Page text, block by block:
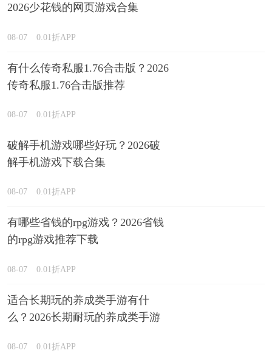
2026少花钱的网页游戏合集
08-07 0.01折APP
有什么传奇私服1.76合击版？2026
传奇私服1.76合击版推荐
08-07 0.01折APP
破解手机游戏哪些好玩？2026破
解手机游戏下载合集
08-07 0.01折APP
有哪些省钱的rpg游戏？2026省钱
的rpg游戏推荐下载
08-07 0.01折APP
适合长期玩的养成类手游有什
么？2026长期耐玩的养成类手游
08-07 0.01折APP